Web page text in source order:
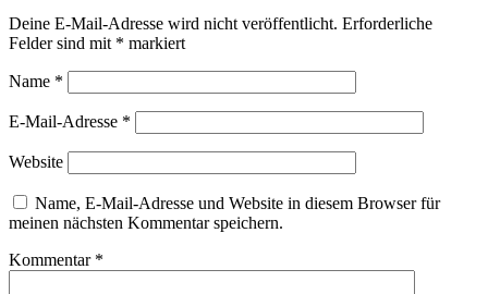
Deine E-Mail-Adresse wird nicht veröffentlicht. Erforderliche
Felder sind mit * markiert
Name *
E-Mail-Adresse *
Website
Name, E-Mail-Adresse und Website in diesem Browser für
meinen nächsten Kommentar speichern.
Kommentar *